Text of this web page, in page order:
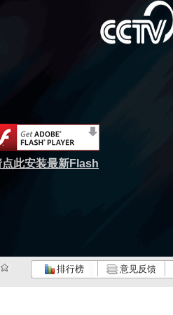
点此安装最新Flash
排行榜 意见反馈